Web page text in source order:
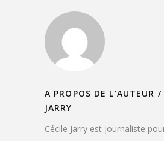
A PROPOS DE L'AUTEUR /
JARRY
Cécile Jarry est journaliste